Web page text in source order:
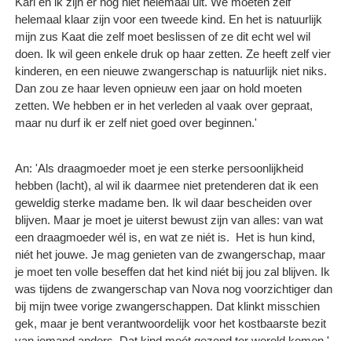
helemaal klaar zijn voor een tweede kind. En het is natuurlijk
mijn zus Kaat die zelf moet beslissen of ze dit echt wel wil
doen. Ik wil geen enkele druk op haar zetten. Ze heeft zelf vier
kinderen, en een nieuwe zwangerschap is natuurlijk niet niks.
Dan zou ze haar leven opnieuw een jaar on hold moeten
zetten. We hebben er in het verleden al vaak over gepraat,
maar nu durf ik er zelf niet goed over beginnen.'
An: 'Als draagmoeder moet je een sterke persoonlijkheid
hebben (lacht), al wil ik daarmee niet pretenderen dat ik een
geweldig sterke madame ben. Ik wil daar bescheiden over
blijven. Maar je moet je uiterst bewust zijn van alles: van wat
een draagmoeder wél is, en wat ze niét is. Het is hun kind,
niét het jouwe. Je mag genieten van de zwangerschap, maar
je moet ten volle beseffen dat het kind niét bij jou zal blijven. Ik
was tijdens de zwangerschap van Nova nog voorzichtiger dan
bij mijn twee vorige zwangerschappen. Dat klinkt misschien
gek, maar je bent verantwoordelijk voor het kostbaarste bezit